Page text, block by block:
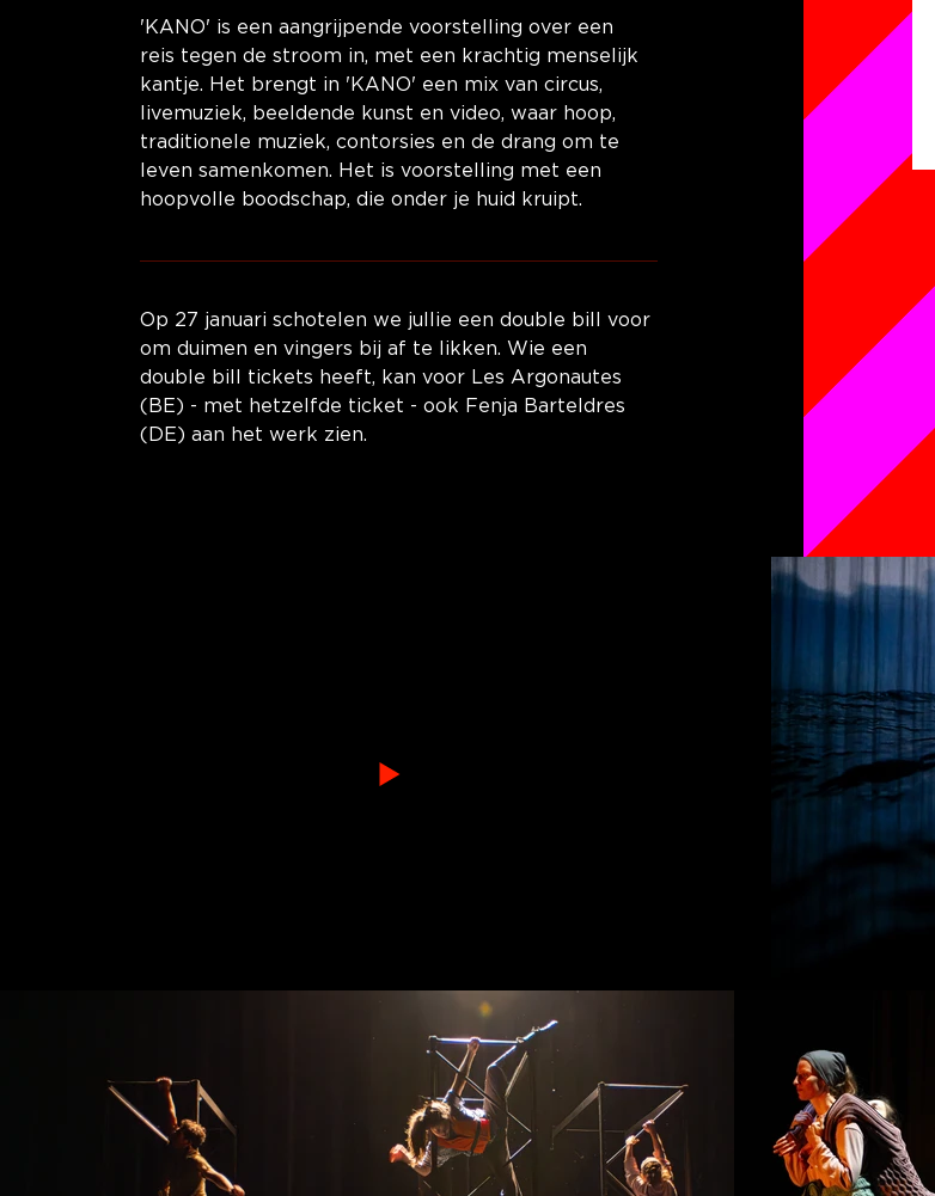
'KANO' is een aangrijpende voorstelling over een
reis tegen de stroom in, met een krachtig menselijk
kantje. Het brengt in 'KANO' een mix van circus,
livemuziek, beeldende kunst en video, waar hoop,
traditionele muziek, contorsies en de drang om te
leven samenkomen. Het is voorstelling met een
hoopvolle boodschap, die onder je huid kruipt.
Op 27 januari schotelen we jullie een double bill voor
om duimen en vingers bij af te likken. Wie een
double bill tickets heeft, kan voor Les Argonautes
(BE) - met hetzelfde ticket - ook Fenja Barteldres
(DE) aan het werk zien.